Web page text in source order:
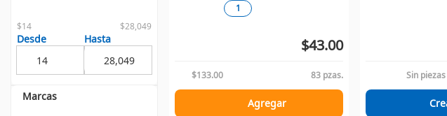
$14 $28,049
Desde Hasta
Marcas
1
$43.00
$133.00 83 pzas.
Agregar
Sin